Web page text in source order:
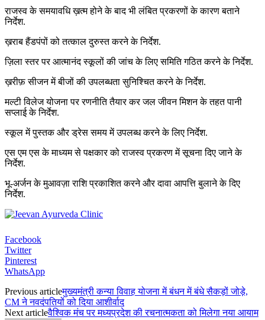
राजस्व के समयावधि ख़त्म होने के बाद भी लंबित प्रकरणों के कारण बताने
निर्देश.
ख़राब हैंडपंपों को तत्काल दुरुस्त करने के निर्देश.
ज़िला स्तर पर आत्मानंद स्कूलों की जांच के लिए समिति गठित करने के निर्देश.
ख़रीफ़ सीजन में बीजों की उपलब्धता सुनिश्चित करने के निर्देश.
मल्टी विलेज योजना पर रणनीति तैयार कर जल जीवन मिशन के तहत पानी
सप्लाई के निर्देश.
स्कूल में पुस्तक और ड्रेस समय में उपलब्ध करने के लिए निर्देश.
एस एम एस के माध्यम से पक्षकार को राजस्व प्रकरण में सूचना दिए जाने के
निर्देश.
भू-अर्जन के मुआवज़ा राशि प्रकाशित करने और दावा आपत्ति बुलाने के दिए
निर्देश.
Facebook
Twitter
Pinterest
WhatsApp
Previous articleमुख्यमंत्री कन्या विवाह योजना में बंधन में बंधे सैकड़ों जोड़े,
CM ने नवदंपतियों को दिया आशीर्वाद
Next articleवैश्विक मंच पर मध्यप्रदेश की रचनात्मकता को मिलेगा नया आयाम